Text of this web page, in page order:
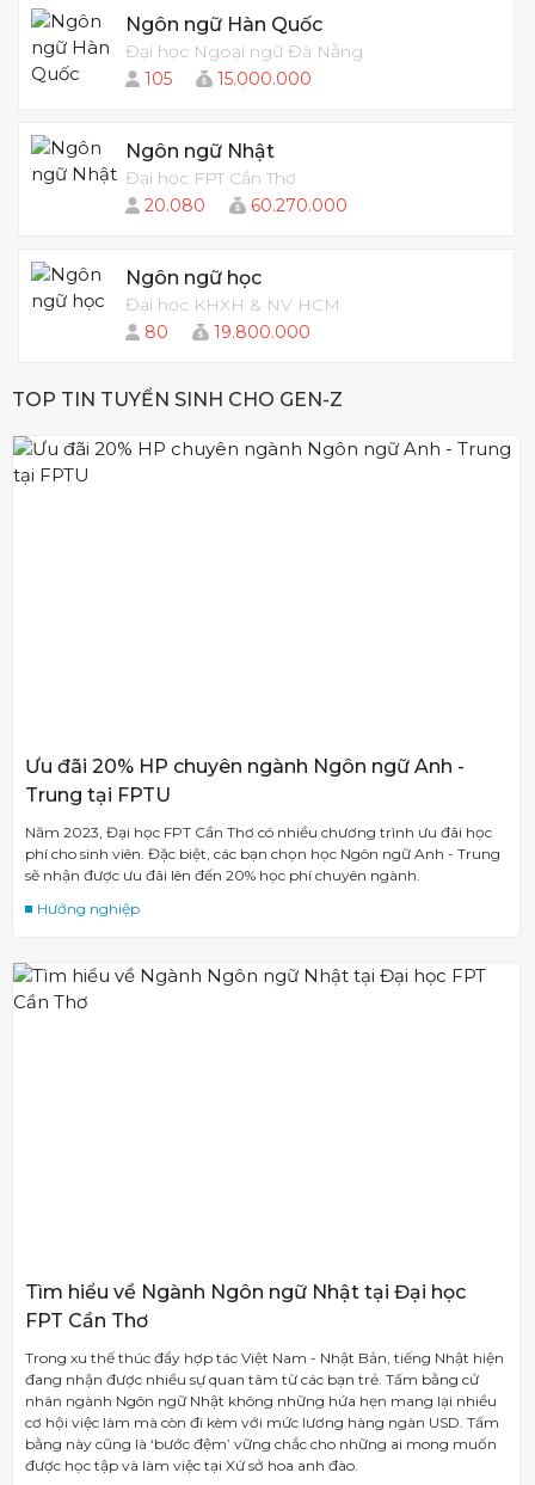
Ngôn ngữ Hàn Quốc
Đại học Ngoại ngữ Đà Nẵng
105
15.000.000
Ngôn ngữ Nhật
Đại học FPT Cần Thơ
20.080
60.270.000
Ngôn ngữ học
Đại học KHXH & NV HCM
80
19.800.000
TOP TIN TUYỂN SINH CHO GEN-Z
Ưu đãi 20% HP chuyên ngành Ngôn ngữ Anh -
Trung tại FPTU
Năm 2023, Đại học FPT Cần Thơ có nhiều chương trình ưu đãi học
phí cho sinh viên. Đặc biệt, các bạn chọn học Ngôn ngữ Anh - Trung
sẽ nhận được ưu đãi lên đến 20% học phí chuyên ngành.
Hướng nghiệp
Tìm hiểu về Ngành Ngôn ngữ Nhật tại Đại học
FPT Cần Thơ
Trong xu thế thúc đẩy hợp tác Việt Nam - Nhật Bản, tiếng Nhật hiện
đang nhận được nhiều sự quan tâm từ các bạn trẻ. Tấm bằng cử
nhân ngành Ngôn ngữ Nhật không những hứa hẹn mang lại nhiều
cơ hội việc làm mà còn đi kèm với mức lương hàng ngàn USD. Tấm
bằng này cũng là ‘bước đệm’ vững chắc cho những ai mong muốn
được học tập và làm việc tại Xứ sở hoa anh đào.